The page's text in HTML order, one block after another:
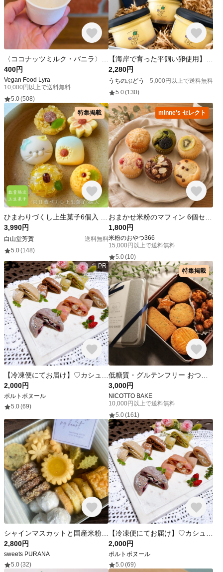
400円
Vegan Food Lyra
10,000円以上で送料無料
5.0(508)
2,280円
うちのぶどう
5,000円以上で送料無料
5.0(130)
特集掲載
3,990円
白山堂芳賀
送料無料
5.0(148)
minne's セレクト
1,800円
米粉のおやつ366
15,000円以上で送料無料
5.0(10)
PR
2,000円
ポルトボヌール
5.0(69)
特集掲載
3,000円
NICOTTO BAKE
10,000円以上で送料無料
5.0(161)
2,800円
sweets PURANA
5.0(32)
2,000円
ポルトボヌール
5.0(69)